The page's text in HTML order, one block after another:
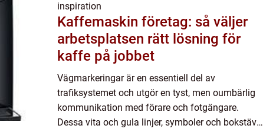
inspiration
Kaffemaskin företag: så väljer
arbetsplatsen rätt lösning för
kaffe på jobbet
Vägmarkeringar är en essentiell del av
trafiksystemet och utgör en tyst, men oumbärlig
kommunikation med förare och fotgängare.
Dessa vita och gula linjer, symboler och bokstäver